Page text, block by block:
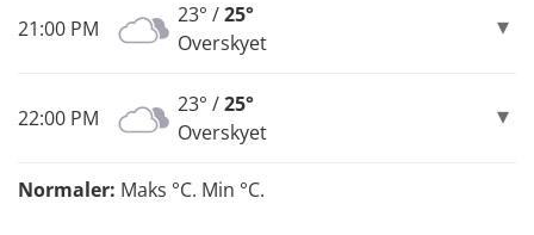
21:00 PM
23° /25°
Overskyet
22:00 PM
23° /25°
Overskyet
Normaler: Maks °C. Min °C.